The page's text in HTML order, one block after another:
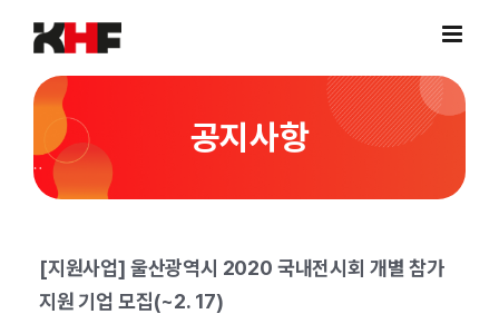
content
공지사항
[지원사업] 울산광역시 2020 국내전시회 개별 참가
지원 기업 모집(~2. 17)